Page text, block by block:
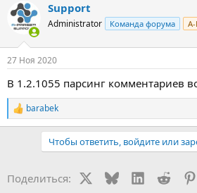
к
ц
и
Support
Administrator Команда форума
27 Ноя 2020
В 1.2.1055 парсинг комментариев
Р
е
и
barabek
Чтобы ответить, войдите или
Поделиться: BlueskyLinkedIn
Reddit